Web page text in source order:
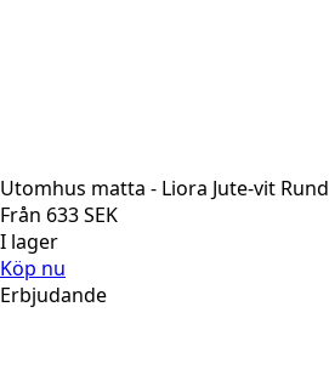
Utomhus matta - Liora Jute-vit Rund
Från 633SEK
I lager
Köp nu
Erbjudande